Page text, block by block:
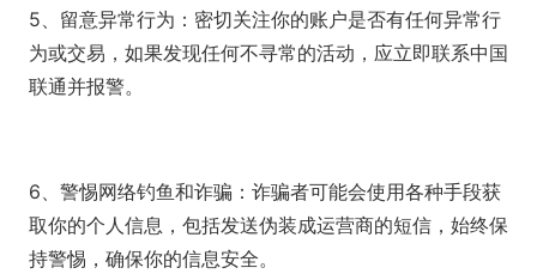
5、留意异常行为：密切关注你的账户是否有任何异常行
为或交易，如果发现任何不寻常的活动，应立即联系中国
联通并报警。
6、警惕网络钓鱼和诈骗：诈骗者可能会使用各种手段获
取你的个人信息，包括发送伪装成运营商的短信，始终保
持警惕，确保你的信息安全。